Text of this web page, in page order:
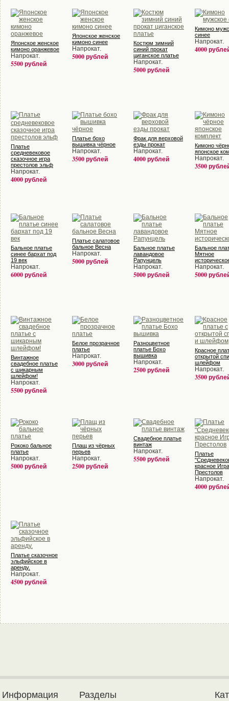
Японское женское
кимоно оранжевое
Напрокат.
5500 рублей
Японское женское
кимоно синее
Напрокат.
5000 рублей
Костюм зимний
синий прокат
циганское платье
Напрокат.
5000 рублей
Кимоно
синее
Напрокат.
4000
Платье
средневековое
сказочное игра
престолов эльф
Напрокат.
4000 рублей
Платье бохо
вышивка чёрное
Напрокат.
3500 рублей
Фрак для верховой
езды прокат
Напрокат.
4000 рублей
Кимоно
японское
Напрокат.
3500
Бальное платье
синее бархат под
19 век
Напрокат.
6000 рублей
Платье салатовое
бальное Весна
Напрокат.
5000 рублей
Бальное платье
лавандовое
Рапунцель
Напрокат.
5000 рублей
Бальное
Мятное
Напрокат.
5000
Винтажное
свадебное платье
с шикарным
шлейфом!
Напрокат.
5500 рублей
Белое прозрачное
платье
Напрокат.
3000 рублей
Разноцветное
платье Бохо
вышивка
Напрокат.
2500 рублей
Красное
открытой
шлейфом
Напрокат.
3500
Рококо бальное
платье
Напрокат.
5000 рублей
Плащ из чёрных
перьев
Напрокат.
2500 рублей
Свадебное платье
винтаж
Напрокат.
5500 рублей
Платье
красное Игра
Престолов
Напрокат.
4000
Платье сказочное
эльфийское в
аренду.
Напрокат.
4500 рублей
Информация Разделы